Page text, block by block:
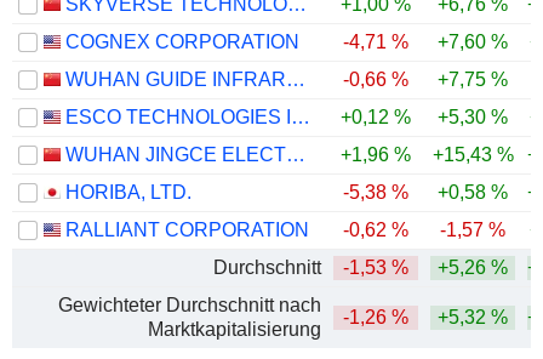
COGNEX CORPORATION
-4,71 % +7,60 %
WUHAN GUIDE INFRARED CO., LTD.
-0,66 % +7,75 %
ESCO TECHNOLOGIES INC.
+0,12 % +5,30 %
WUHAN JINGCE ELECTRONICS GROUP CO., LTD.
+1,96 % +15,43 %
HORIBA, LTD.
-5,38 % +0,58 %
RALLIANT CORPORATION
-0,62 % -1,57 %
Durchschnitt
-1,53 % +5,26 %
Gewichteter Durchschnitt nach
Marktkapitalisierung
-1,26 % +5,32 %